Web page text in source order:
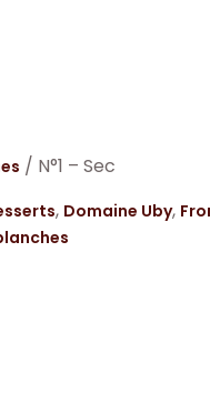
/ N°1 – Sec
, Domaine Uby,